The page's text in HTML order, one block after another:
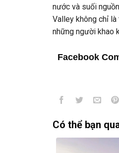
nước và suối
Valley không chỉ
những người khao
Facebook
Có thể bạn